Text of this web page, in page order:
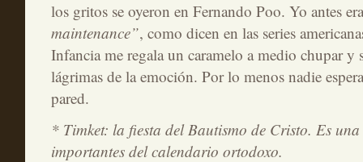
los gritos se oyeron en Fernando Poo. Yo antes
maintenance”, como dicen en las series
Infancia me regala un caramelo a medio chupar y
lágrimas de la emoción. Por lo menos nadie
pared.
* Timket: la fiesta del Bautismo de Cristo. Es una
importantes del calendario ortodoxo.